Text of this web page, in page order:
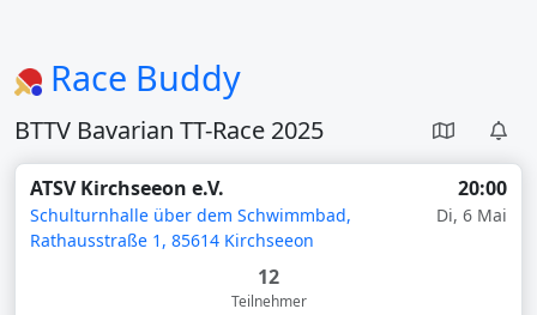
Race Buddy
BTTV Bavarian TT-Race 2025
ATSV Kirchseeon e.V.
Schulturnhalle über dem Schwimmbad,
Rathausstraße 1, 85614 Kirchseeon
20:00
Di, 6 Mai
12
Teilnehmer